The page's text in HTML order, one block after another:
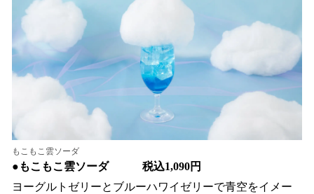
もこもこ雲ソーダ
● もこもこ雲ソーダ 税込1,090円
ヨーグルトゼリーとブルーハワイゼリーで青空をイメー